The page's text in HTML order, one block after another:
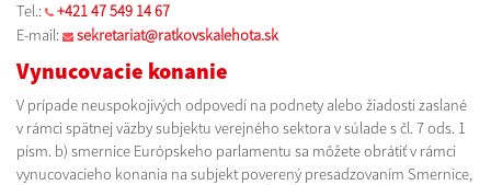
Tel.:
+421 47 549 14 67
E-mail:
sekretariat@ratkovskalehota.sk
Vynucovacie konanie
V prípade neuspokojivých odpovedí na podnety alebo žiadosti zaslané
v rámci spätnej väzby subjektu verejného sektora v súlade s čl. 7 ods. 1
písm. b) smernice Európskeho parlamentu sa môžete obrátiť v rámci
vynucovacieho konania na subjekt poverený presadzovaním Smernice,